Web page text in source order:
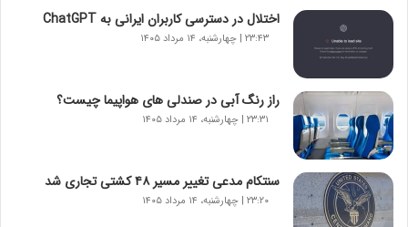
ر
ن‌
و
د
ر
و
ب
ر
اختلال در دسترسی کاربران ایرانی به ChatGPT
۲۳:۴۳ | چهارشنبه، ۱۴ مرداد ۱۴۰۵
راز رنگ آبی در صندلی های هواپیما چیست؟
۲۳:۳۱ | چهارشنبه، ۱۴ مرداد ۱۴۰۵
سنتکام مدعی تغییر مسیر ۴۸ کشتی تجاری شد
۲۳:۲۰ | چهارشنبه، ۱۴ مرداد ۱۴۰۵